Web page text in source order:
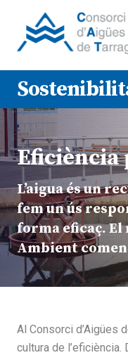
L’aigua és un
fem un ús
forma eficaç. El
Ambient
Al Consorci d’Aigües
cultura de